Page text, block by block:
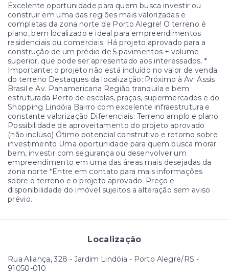
Excelente oportunidade para quem busca investir ou
construir em uma das regiões mais valorizadas e
completas da zona norte de Porto Alegre! O terreno é
plano, bem localizado e ideal para empreendimentos
residenciais ou comerciais. Há projeto aprovado para a
construção de um prédio de 5 pavimentos + volume
superior, que pode ser apresentado aos interessados. *
Importante: o projeto não está incluído no valor de venda
do terreno Destaques da localização: Próximo à Av. Assis
Brasil e Av. Panamericana Região tranquila e bem
estruturada Perto de escolas, praças, supermercados e do
Shopping Lindóia Bairro com excelente infraestrutura e
constante valorização Diferenciais: Terreno amplo e plano
Possibilidade de aproveitamento do projeto aprovado
(não incluso) Ótimo potencial construtivo e retorno sobre
investimento Uma oportunidade para quem busca morar
bem, investir com segurança ou desenvolver um
empreendimento em uma das áreas mais desejadas da
zona norte *Entre em contato para mais informações
sobre o terreno e o projeto aprovado. Preço e
disponibilidade do imóvel sujeitos a alteração sem aviso
prévio.
Localização
Rua Aliança, 328 - Jardim Lindóia - Porto Alegre/RS -
91050-010